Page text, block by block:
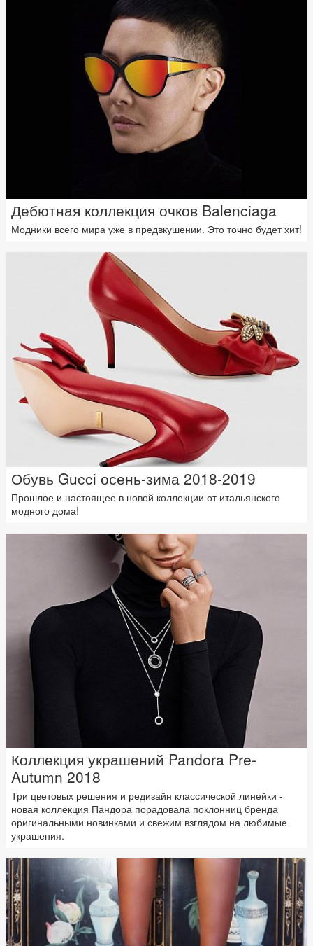
Дебютная коллекция очков Balenciaga
Модники всего мира уже в предвкушении. Это точно будет хит!
Обувь Gucci осень-зима 2018-2019
Прошлое и настоящее в новой коллекции от итальянского
модного дома!
Коллекция украшений Pandora Pre-
Autumn 2018
Три цветовых решения и редизайн классической линейки -
новая коллекция Пандора порадовала поклонниц бренда
оригинальными новинками и свежим взглядом на любимые
украшения.